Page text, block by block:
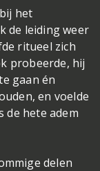
het
de leiding weer
ritueel zich
probeerde, hij
gaan én
en voelde
de hete adem
delen